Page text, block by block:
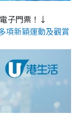
子門票！↓
項新穎運動及觀賞